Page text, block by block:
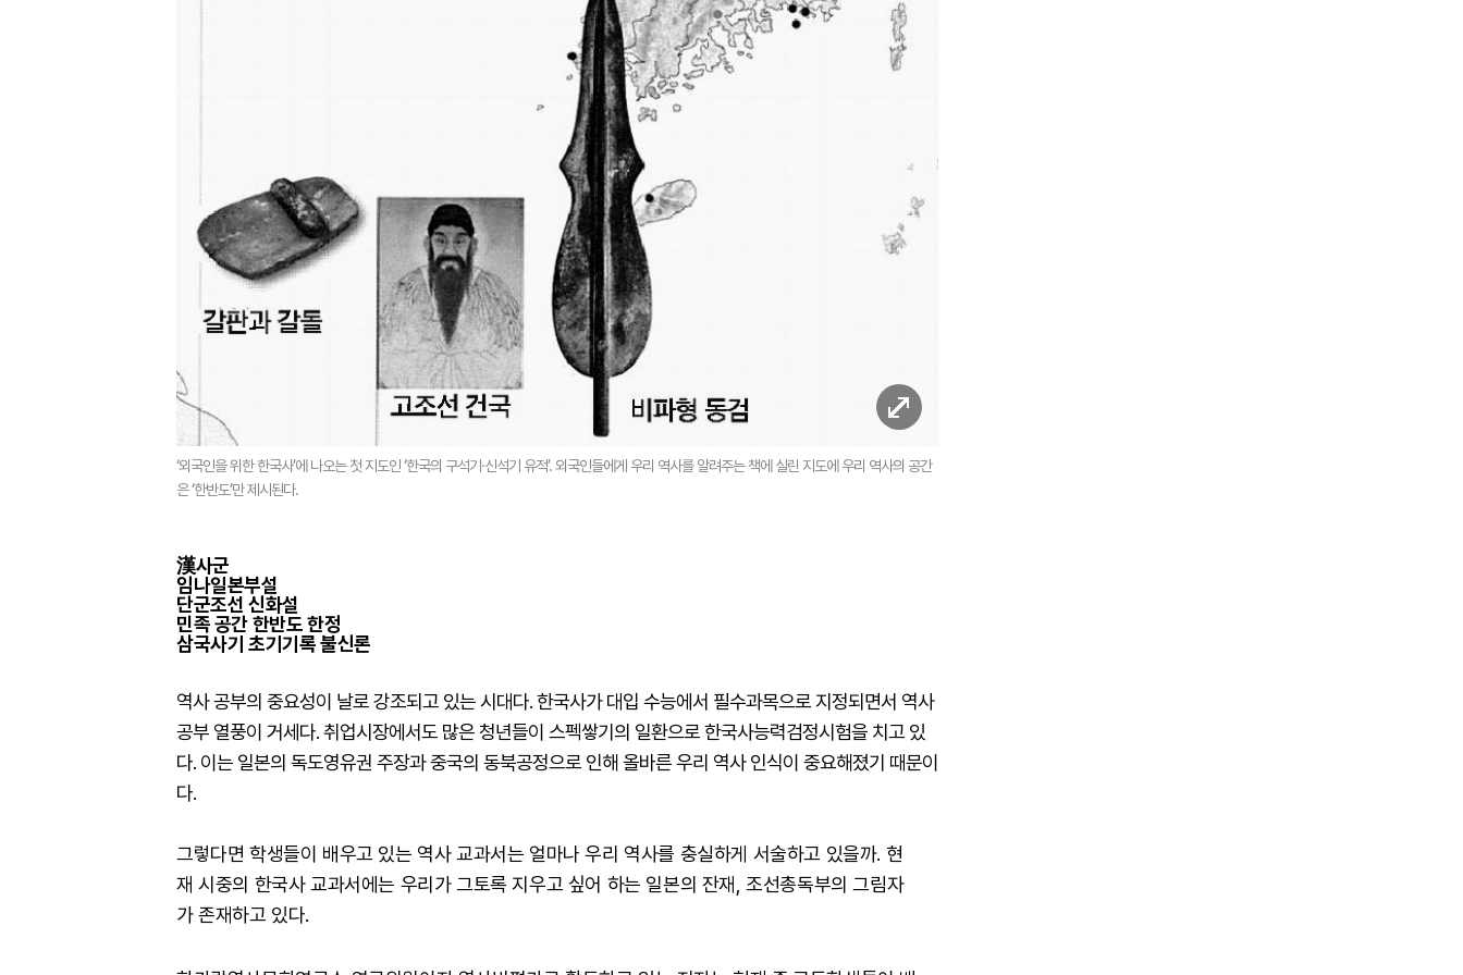
‘외국인을 위한 한국사’에 나오는 첫 지도인 ‘한국의 구석기·신석기 유적’. 외국인들에게 우리 역사를 알려주는 책에 실린 지도에 우리 역사의 공간
은 ‘한반도’만 제시된다.
漢사군
임나일본부설
단군조선 신화설
민족 공간 한반도 한정
삼국사기 초기기록 불신론
역사 공부의 중요성이 날로 강조되고 있는 시대다. 한국사가 대입 수능에서 필수과목으로 지정되면서 역사
공부 열풍이 거세다. 취업시장에서도 많은 청년들이 스펙쌓기의 일환으로 한국사능력검정시험을 치고 있
다. 이는 일본의 독도영유권 주장과 중국의 동북공정으로 인해 올바른 우리 역사 인식이 중요해졌기 때문이
다.
그렇다면 학생들이 배우고 있는 역사 교과서는 얼마나 우리 역사를 충실하게 서술하고 있을까. 현
재 시중의 한국사 교과서에는 우리가 그토록 지우고 싶어 하는 일본의 잔재, 조선총독부의 그림자
가 존재하고 있다.